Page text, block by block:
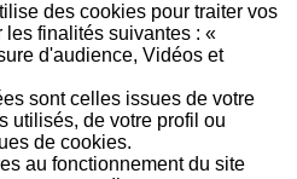
des cookies pour traiter vos
finalités suivantes : «
d'audience, Vidéos et
sont celles issues de votre
utilisés, de votre profil ou
de cookies.
au fonctionnement du site
OF
NOUS MENTIONS LÉGALES